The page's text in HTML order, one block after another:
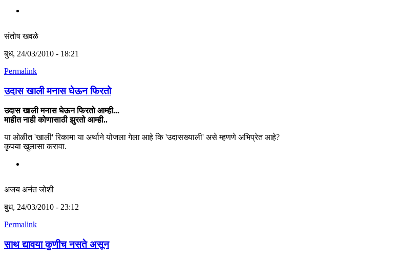
संतोष खवळे
बुध, 24/03/2010 - 18:21
Permalink
उदास खाली मनास घेऊन फिरतो
उदास खाली मनास घेऊन फिरतो आम्ही...
माहीत नाही कोणासाठी झुरतो आम्ही..
या ओळीत 'खाली' रिकामा या अर्थाने योजला गेला आहे कि 'उदासख्याली' असे म्हणणे अभिप्रेत आहे?
कृपया खुलासा करावा.
अजय अनंत जोशी
बुध, 24/03/2010 - 23:12
Permalink
साथ द्यावया कुणीच नसते असून